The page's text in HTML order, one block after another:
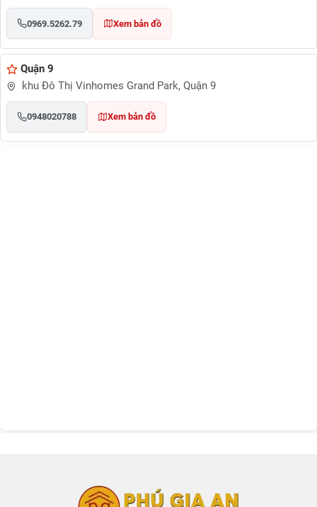
0969.5262.79 Xem bản đồ
Quận 9
khu Đô Thị Vinhomes Grand Park, Quận 9
0948020788 Xem bản đồ